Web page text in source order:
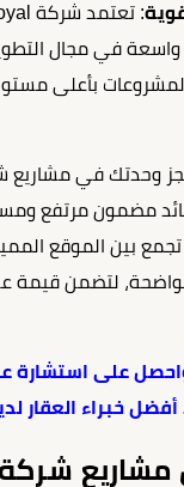
في مجال
بأعلى
وحدتك في مشاريع
مضمون مرتفع
بين الموقع
لتضمن قيمة
على استشارة
أفضل خبراء العقار
شركة